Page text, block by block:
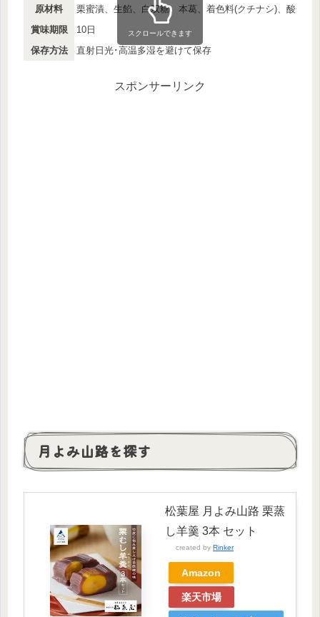
原材料
栗蜜漬、生餡、白双糖、本葛、着色料(クチナシ)、酸化防
賞味期限
10日
保存方法
直射日光･高温多湿を避けて保存
スクロールできます
スポンサーリンク
月よみ山路を探す
松葉屋 月よみ山路 栗蒸
し羊羹 3本 セット
created by Rinker
Amazon
楽天市場